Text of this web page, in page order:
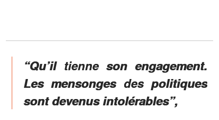
“Qu’il tienne son engagement.
Les mensonges des politiques
sont devenus intolérables”,